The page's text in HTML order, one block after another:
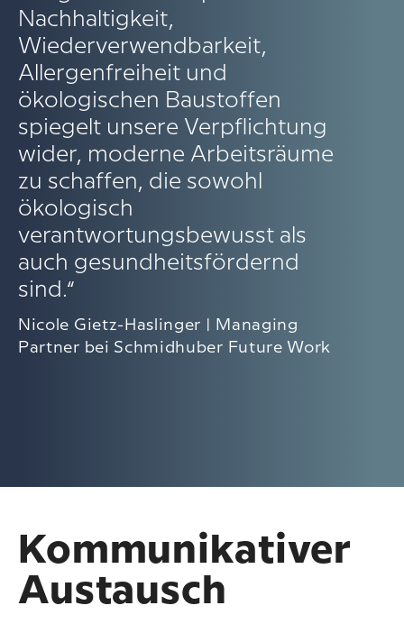
Nachhaltigkeit,
Wiederverwendbarkeit,
Allergenfreiheit und
ökologischen Baustoffen
spiegelt unsere Verpflichtung
wider, moderne Arbeitsräume
zu schaffen, die sowohl
ökologisch
verantwortungsbewusst als
auch gesundheitsfördernd
sind.“
Nicole Gietz-Haslinger | Managing
Partner bei Schmidhuber Future Work
Kommunikativer
Austausch